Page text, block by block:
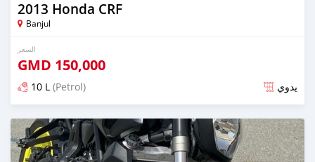
2013 Honda CRF
Banjul
السعر
GMD 150,000
10 L (Petrol) يدوي
تم النشر منذ حوالي 6 سنوات مضت